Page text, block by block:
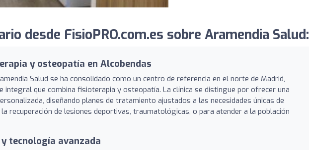
desde FisioPRO.com.es sobre Aramendia Salud:
y osteopatía en Alcobendas
Salud se ha consolidado como un centro de referencia en el norte de Madrid,
integral que combina fisioterapia y osteopatía. La clínica se distingue por ofrecer una
diseñando planes de tratamiento ajustados a las necesidades únicas de
la recuperación de lesiones deportivas, traumatológicas, o para atender a la población
tecnología avanzada